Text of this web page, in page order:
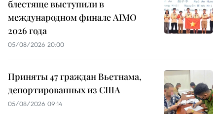
блестяще выступили в
международном финале AIMO
2026 года
05/08/2026 20:00
Приняты 47 граждан Вьетнама,
депортированных из США
05/08/2026 09:14